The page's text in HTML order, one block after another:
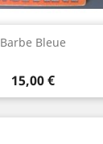
Barbe Bleue
Prix
15,00 €